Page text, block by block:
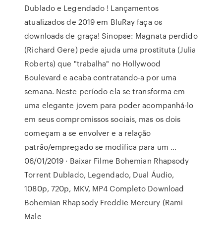
Dublado e Legendado ! Lançamentos
atualizados de 2019 em BluRay faça os
downloads de graça! Sinopse: Magnata perdido
(Richard Gere) pede ajuda uma prostituta (Julia
Roberts) que "trabalha" no Hollywood
Boulevard e acaba contratando-a por uma
semana. Neste período ela se transforma em
uma elegante jovem para poder acompanhá-lo
em seus compromissos sociais, mas os dois
começam a se envolver e a relação
patrão/empregado se modifica para um …
06/01/2019 · Baixar Filme Bohemian Rhapsody
Torrent Dublado, Legendado, Dual Áudio,
1080p, 720p, MKV, MP4 Completo Download
Bohemian Rhapsody Freddie Mercury (Rami
Male